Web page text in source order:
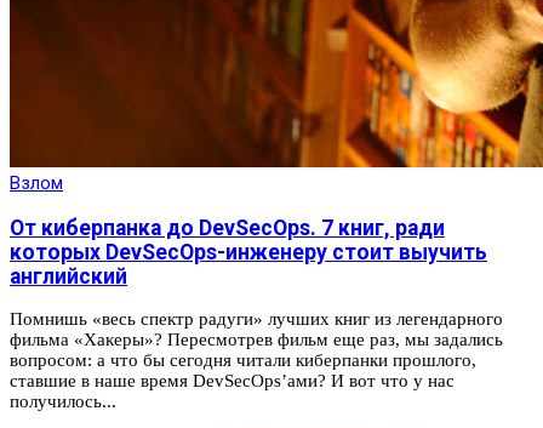
Взлом
От киберпанка до DevSecOps. 7 книг, ради
которых DevSecOps-инженеру стоит выучить
английский
Помнишь «весь спектр радуги» лучших книг из легендарного
фильма «Хакеры»? Пересмотрев фильм еще раз, мы задались
вопросом: а что бы сегодня читали киберпанки прошлого,
ставшие в наше время DevSecOps’ами? И вот что у нас
получилось...